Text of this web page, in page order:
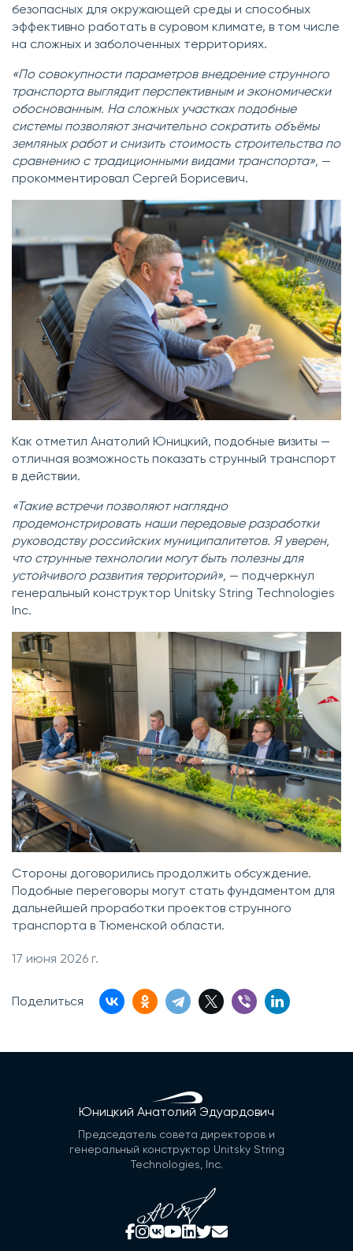
безопасных для окружающей среды и способных
эффективно работать в суровом климате, в том числе
на сложных и заболоченных территориях.
«По совокупности параметров внедрение струнного
транспорта выглядит перспективным и экономически
обоснованным. На сложных участках подобные
системы позволяют значительно сократить объёмы
земляных работ и снизить стоимость строительства по
сравнению с традиционными видами транспорта», —
прокомментировал Сергей Борисевич.
Как отметил Анатолий Юницкий, подобные визиты —
отличная возможность показать струнный транспорт
в действии.
«Такие встречи позволяют наглядно
продемонстрировать наши передовые разработки
руководству российских муниципалитетов. Я уверен,
что струнные технологии могут быть полезны для
устойчивого развития территорий», — подчеркнул
генеральный конструктор Unitsky String Technologies
Inc.
Стороны договорились продолжить обсуждение.
Подобные переговоры могут стать фундаментом для
дальнейшей проработки проектов струнного
транспорта в Тюменской области.
17 июня 2026 г.
Поделиться
Юницкий Анатолий Эдуардович
Председатель совета директоров и
генеральный конструктор Unitsky String
Technologies, Inc.